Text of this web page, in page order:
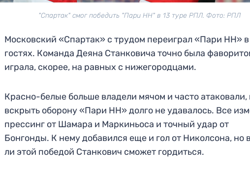
"Спартак" смог победить "Пари НН" в 13 туре РПЛ. Фото: РПЛ
Московский «Спартак» с трудом переиграл «Пари НН» в
гостях. Команда Деяна Станковича точно была
играла, скорее, на равных с нижегородцами.
Красно-белые больше владели мячом и часто атаковали,
вскрыть оборону «Пари НН» долго не удавалось. Все
прессинг от Шамара и Маркиньоса и точный удар от
Бонгонды. К нему добавился еще и гол от Николсона, но
ли этой победой Станкович сможет гордиться.